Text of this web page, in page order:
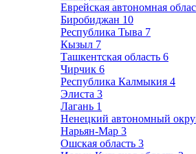
Еврейская автономная
Биробиджан 10
Республика Тыва 7
Кызыл 7
Ташкентская область 6
Чирчик 6
Республика Калмыкия 4
Элиста 3
Лагань 1
Ненецкий автономный
Нарьян-Мар 3
Ошская область 3